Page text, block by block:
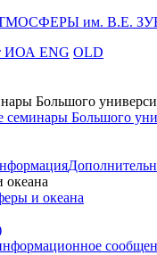
им. В.Е.
ИОА ENG OLD
Большого
Большого
океана
и океана